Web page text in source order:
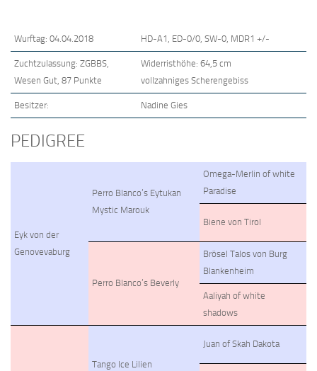
Wurftag: 04.04.2018 HD-A1, ED-0/0, SW-0, MDR1 +/-
Zuchtzulassung: ZGBBS,
Wesen Gut, 87 Punkte
Widerristhöhe: 64,5 cm
vollzahniges Scherengebiss
Besitzer: Nadine Gies
PEDIGREE
Eyk von der
Genovevaburg
Perro Blanco’s Eytukan
Mystic Marouk
Omega-Merlin of white
Paradise
Biene von Tirol
Perro Blanco’s Beverly
Brösel Talos von Burg
Blankenheim
Aaliyah of white
shadows
Tango Ice Lilien
Juan of Skah Dakota